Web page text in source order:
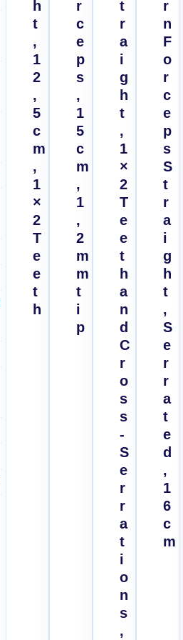
h
t
,
1
2
,
5
c
m
,
1
×
2
T
e
e
t
h
r
c
e
p
s
,
1
5
c
m
,
1
,
2
m
m
t
i
p
t
r
a
i
g
h
t
,
1
×
2
T
e
e
t
h
a
n
d
C
r
o
s
s
-
S
e
r
r
a
t
i
o
n
s
,
r
n
F
o
r
c
e
p
s
S
t
r
a
i
g
h
t
,
S
e
r
r
a
t
e
d
,
1
6
c
m